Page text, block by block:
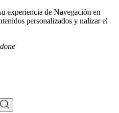
experiencia de Navegación en
personalizados y nalizar el
done